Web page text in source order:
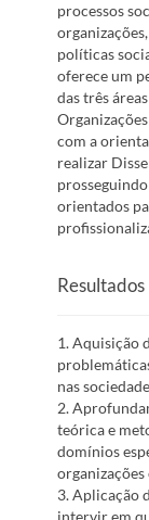
processos
políticas
oferece um
das três
com a
realizar
orientados
1. Aquisição
nas
2.
teórica e
domínios
3. Aplicação